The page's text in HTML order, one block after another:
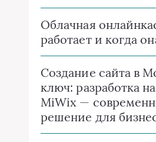
Облачная
работает и когда
Создание сайта в
ключ: разработка
MiWix —
решение для